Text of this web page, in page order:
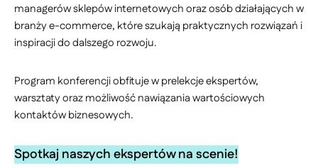
managerów sklepów internetowych oraz osób działających w
branży e-commerce, które szukają praktycznych rozwiązań i
inspiracji do dalszego rozwoju.
Program konferencji obfituje w prelekcje ekspertów,
warsztaty oraz możliwość nawiązania wartościowych
kontaktów biznesowych.
Spotkaj naszych ekspertów na scenie!